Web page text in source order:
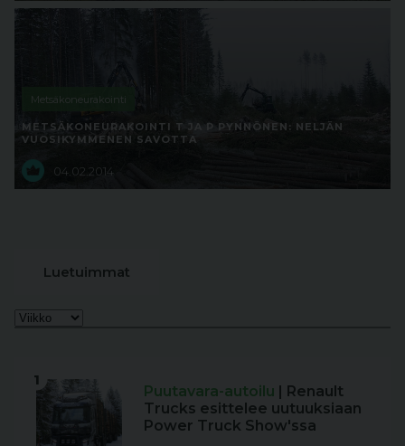
Metsäkoneurakointi
METSÄKONEURAKOINTI T JA P PYNNÖNEN: NELJÄN
VUOSIKYMMENEN SAVOTTA
04.02.2014
Luetuimmat
1
Puutavara-autoilu | Renault
Trucks esittelee uutuuksiaan
Power Truck Show'ssa